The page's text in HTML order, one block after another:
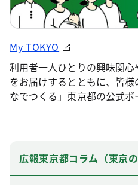
My TOKYO
利用者一人ひとりの興味関
をお届けするとともに、皆
なでつくる」東京都の公式ポ
広報東京都コラム（東京